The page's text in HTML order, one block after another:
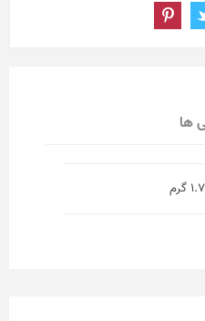
ها
گرم